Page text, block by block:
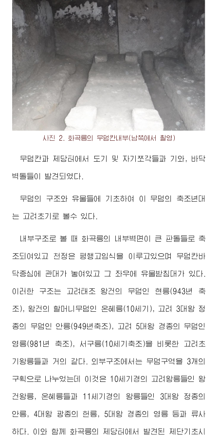
사진 2. 화곡릉의 무덤칸내부(남쪽에서 촬영)
무덤칸과 제당터에서 도기 및 자기쪼각들과 기와, 바닥
벽돌들이 발견되였다.
무덤의 구조와 유물들에 기초하여 이 무덤의 축조년대
는 고려초기로 볼수 있다.
내부구조로 볼 때 화곡릉의 내부벽면이 큰 판돌들로 축
조되여있고 천정은 평행고임식을 이루고있으며 무덤칸바
닥중심에 관대가 놓여있고 그 좌우에 유물받침대가 있다.
이러한 구조는 고려태조 왕건의 무덤인 현릉(943년 축
조), 왕건의 할머니무덤인 온혜릉(10세기), 고려 3대왕 정
종의 무덤인 안릉(949년축조), 고려 5대왕 경종의 무덤인
영릉(981년 축조), 서구릉(10세기축조)을 비롯한 고려초
기왕릉들과 거의 같다. 외부구조에서는 무덤구역을 3개의
구획으로 나누었는데 이것은 10세기경의 고려왕릉들인 왕
건왕릉, 온혜릉들과 11세기경의 왕릉들인 3대왕 정종의
안릉, 4대왕 광종의 헌릉, 5대왕 경종의 영릉 등과 류사
하다. 이와 함께 화곡릉의 제당터에서 발견된 제단기초시